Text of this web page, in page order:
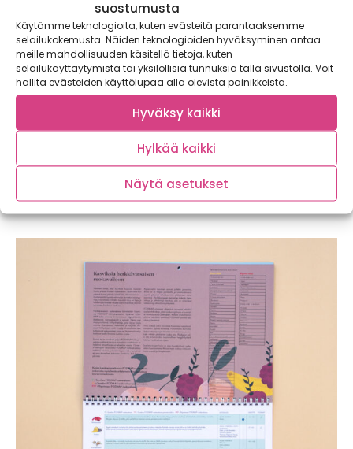
suostumusta
Käytämme teknologioita, kuten evästeitä parantaaksemme
selailukokemusta. Näiden teknologioiden hyväksyminen antaa
meille mahdollisuuden käsitellä tietoja, kuten
selailukäyttäytymistä tai yksilöllisiä tunnuksia tällä sivustolla. Voit
hallita evästeiden käyttölupaa alla olevista painikkeista.
Hyväksy kaikki
Hylkää kaikki
Näytä asetukset
Monipuolisempi tarjonta
Kulutuskäyttäyminen muokkaa tarjontaa. Tämä
tarkoittaa sitä, että kun suosimme Satokausi-
kasviksia, niitä tulee tarjolle yhä monipuolisemmin eri
viljelijöiltä ja erilaisten lajikkeiden muodossa.
Mahdollistamme tuottajille valikoiman
monipuolistamisen ostamalla heidän tuotteitaan juuri
silloin, kun ne ovat parhaimmillaan. Tomaattifanit sen
jo tietävätkin, lajikkeiden kirjo vie makukokemuksen
aivan seuraavalle tasolle!